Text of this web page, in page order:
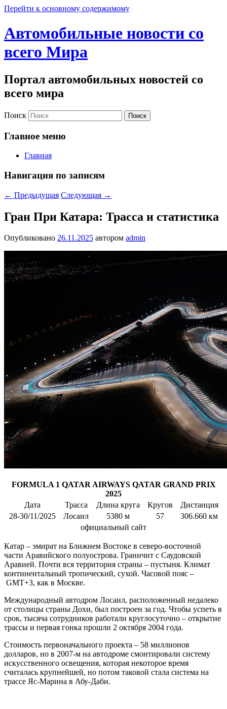
Перейти к основному содержимому
Автомобильные новости со
всего Мира
Портал автомобильных новостей со
всего мира
Поиск
Главное меню
Главная
Навигация по записям
← Предыдущая Следующая →
Гран При Катара: Трасса и статистика
Опубликовано 26.11.2025 автором admin
FORMULA 1 QATAR AIRWAYS QATAR GRAND PRIX
2025
Дата
Трасса Длина круга Кругов
Дистанция
28-30/11/2025
Лосаил 5380 м 57
306.660 км
официальный сайт
Катар – эмират на Ближнем Востоке в северо-восточной
части Аравийского полуострова. Граничит с Саудовской
Аравией. Почти вся территория страны – пустыня. Климат
континентальный тропический, сухой. Часовой пояс –
GMT+3, как в Москве.
Международный автодром Лосаил, расположенный недалеко
от столицы страны Дохи, был построен за год. Чтобы успеть в
срок, тысяча сотрудников работали круглосуточно – открытие
трассы и первая гонка прошли 2 октября 2004 года.
Стоимость первоначального проекта – 58 миллионов
долларов, но в 2007-м на автодроме смонтировали систему
искусственного освещения, которая некоторое время
считалась крупнейшей, но потом таковой стала система на
трассе Яс-Марина в Абу-Даби.